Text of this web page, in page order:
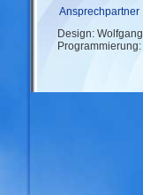
Ansprechpartner
Design:
Programmierung: